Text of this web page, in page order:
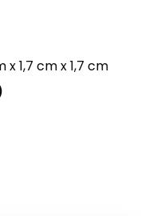
1,7 cm x 1,7 cm